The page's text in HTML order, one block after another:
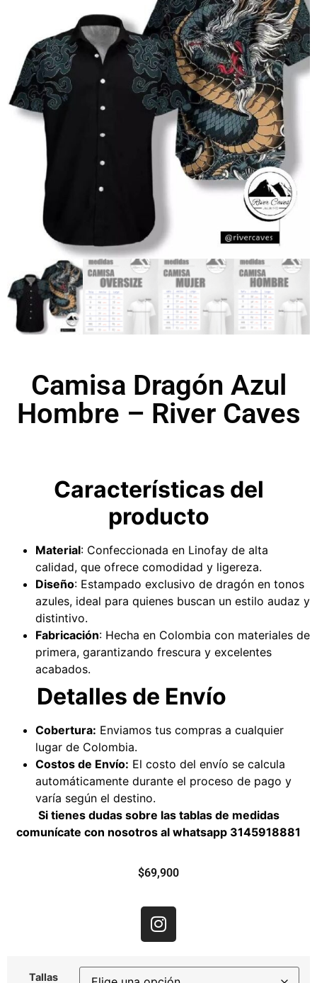
Camisa Dragón Azul
Hombre – River Caves
Características del
producto
Material: Confeccionada en Linofay de alta
calidad, que ofrece comodidad y ligereza.
Diseño: Estampado exclusivo de dragón en tonos
azules, ideal para quienes buscan un estilo audaz y
distintivo.
Fabricación: Hecha en Colombia con materiales de
primera, garantizando frescura y excelentes
acabados.
Detalles de Envío
Cobertura: Enviamos tus compras a cualquier
lugar de Colombia.
Costos de Envío: El costo del envío se calcula
automáticamente durante el proceso de pago y
varía según el destino.
Si tienes dudas sobre las tablas de medidas
comunícate con nosotros al whatsapp 3145918881
$69,900
Tallas